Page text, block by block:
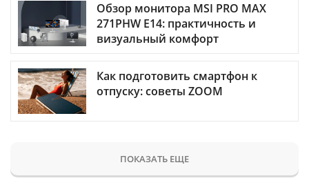
Обзор монитора MSI PRO MAX
271PHW E14: практичность и
визуальный комфорт
Как подготовить смартфон к
отпуску: советы ZOOM
ПОКАЗАТЬ ЕЩЕ